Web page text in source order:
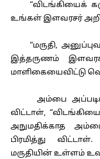
“விடங்கியைக்
உங்கள் இளவரசர்
“மருதி,
இத்தருணம் இளவரசர்
மாளிகையைவிட்டு
அம்பை அப்படிக்
விட்டாள்,
அநுமதிக்காத
பிரமித்து
மருதியின் உள்ளம்